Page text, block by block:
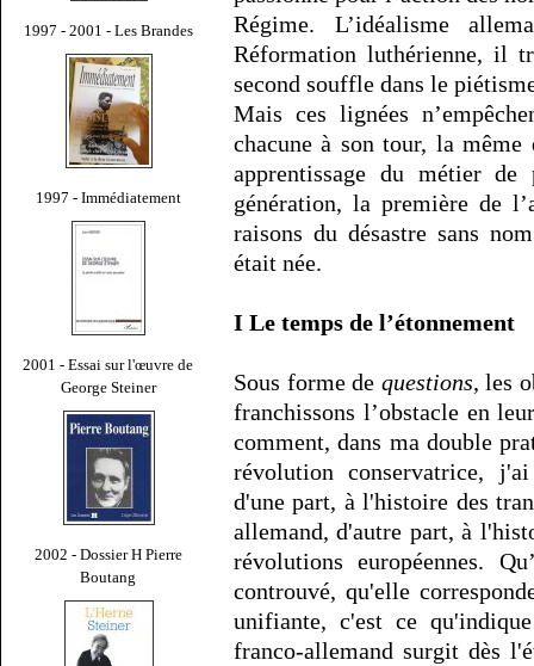
1997 - 2001 - Les Brandes
1997 - Immédiatement
2001 - Essai sur l'œuvre de
George Steiner
2002 - Dossier H Pierre
Boutang
Régime. L’idéalisme
Réformation luthérienne, il
second souffle dans le
Mais ces lignées
chacune à son tour, la même
apprentissage du métier
génération, la première de
raisons du désastre sans
était née.
I Le temps de l’étonnement
Sous forme de questions, les
franchissons l’obstacle en
comment, dans ma double
révolution conservatrice,
d'une part, à l'histoire des
allemand, d'autre part, à
révolutions européennes.
controuvé, qu'elle
unifiante, c'est ce
franco-allemand surgit dès